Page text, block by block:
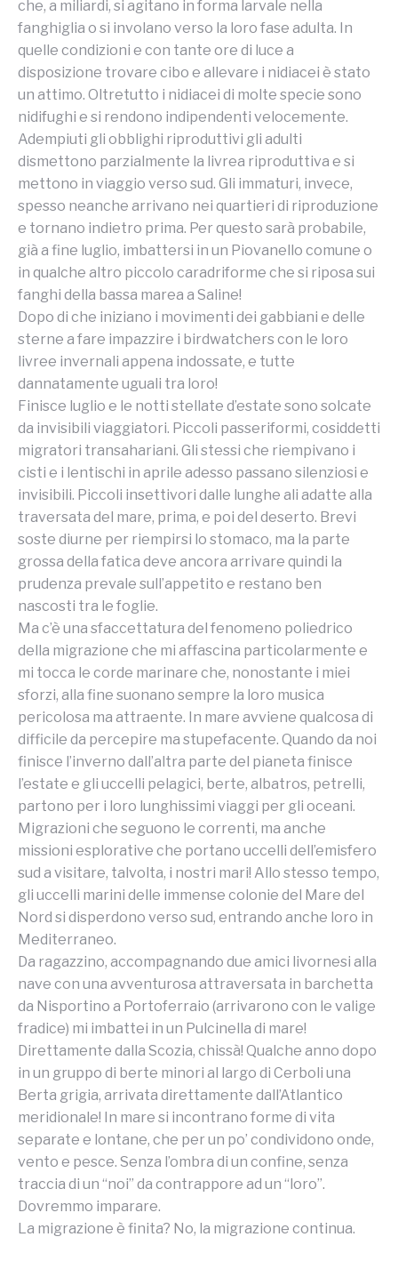
che, a miliardi, si agitano in forma larvale nella
fanghiglia o si involano verso la loro fase adulta. In
quelle condizioni e con tante ore di luce a
disposizione trovare cibo e allevare i nidiacei è stato
un attimo. Oltretutto i nidiacei di molte specie sono
nidifughi e si rendono indipendenti velocemente.
Adempiuti gli obblighi riproduttivi gli adulti
dismettono parzialmente la livrea riproduttiva e si
mettono in viaggio verso sud. Gli immaturi, invece,
spesso neanche arrivano nei quartieri di riproduzione
e tornano indietro prima. Per questo sarà probabile,
già a fine luglio, imbattersi in un Piovanello comune o
in qualche altro piccolo caradriforme che si riposa sui
fanghi della bassa marea a Saline!
Dopo di che iniziano i movimenti dei gabbiani e delle
sterne a fare impazzire i birdwatchers con le loro
livree invernali appena indossate, e tutte
dannatamente uguali tra loro!
Finisce luglio e le notti stellate d’estate sono solcate
da invisibili viaggiatori. Piccoli passeriformi, cosiddetti
migratori transahariani. Gli stessi che riempivano i
cisti e i lentischi in aprile adesso passano silenziosi e
invisibili. Piccoli insettivori dalle lunghe ali adatte alla
traversata del mare, prima, e poi del deserto. Brevi
soste diurne per riempirsi lo stomaco, ma la parte
grossa della fatica deve ancora arrivare quindi la
prudenza prevale sull’appetito e restano ben
nascosti tra le foglie.
Ma c’è una sfaccettatura del fenomeno poliedrico
della migrazione che mi affascina particolarmente e
mi tocca le corde marinare che, nonostante i miei
sforzi, alla fine suonano sempre la loro musica
pericolosa ma attraente. In mare avviene qualcosa di
difficile da percepire ma stupefacente. Quando da noi
finisce l’inverno dall’altra parte del pianeta finisce
l’estate e gli uccelli pelagici, berte, albatros, petrelli,
partono per i loro lunghissimi viaggi per gli oceani.
Migrazioni che seguono le correnti, ma anche
missioni esplorative che portano uccelli dell’emisfero
sud a visitare, talvolta, i nostri mari! Allo stesso tempo,
gli uccelli marini delle immense colonie del Mare del
Nord si disperdono verso sud, entrando anche loro in
Mediterraneo.
Da ragazzino, accompagnando due amici livornesi alla
nave con una avventurosa attraversata in barchetta
da Nisportino a Portoferraio (arrivarono con le valige
fradice) mi imbattei in un Pulcinella di mare!
Direttamente dalla Scozia, chissà! Qualche anno dopo
in un gruppo di berte minori al largo di Cerboli una
Berta grigia, arrivata direttamente dall’Atlantico
meridionale! In mare si incontrano forme di vita
separate e lontane, che per un po’ condividono onde,
vento e pesce. Senza l’ombra di un confine, senza
traccia di un “noi” da contrappore ad un “loro”.
Dovremmo imparare.
La migrazione è finita? No, la migrazione continua.